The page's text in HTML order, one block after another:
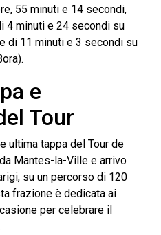
55 minuti e 14 secondi,
4 minuti e 24 secondi su
di 11 minuti e 3 secondi su
e
Tour
ultima tappa del Tour de
Mantes-la-Ville e arrivo
su un percorso di 120
frazione è dedicata ai
per celebrare il